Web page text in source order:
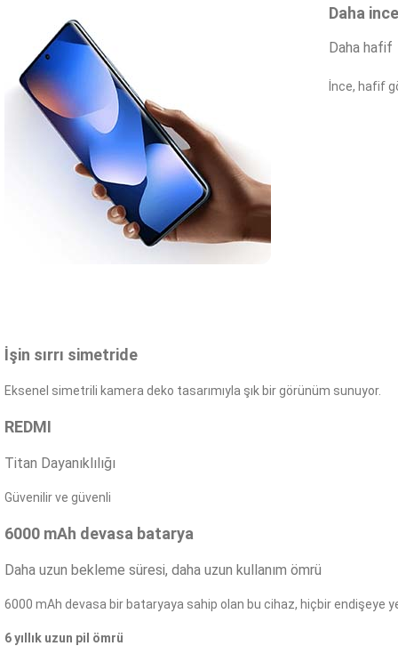
Daha
Daha hafif
İnce, hafif
İşin sırrı simetride
Eksenel simetrili kamera deko tasarımıyla şık bir görünüm sunuyor.
REDMI
Titan Dayanıklılığı
Güvenilir ve güvenli
6000 mAh devasa batarya
Daha uzun bekleme süresi, daha uzun kullanım ömrü
6000 mAh devasa bir bataryaya sahip olan bu cihaz, hiçbir endişeye
6 yıllık uzun pil ömrü